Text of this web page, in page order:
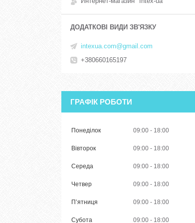
intexua.com@gmail.com
+380660165197
ГРАФІК РОБОТИ
Понеділок 09:00 18:00
Вівторок 09:00 18:00
Середа 09:00 18:00
Четвер 09:00 18:00
Пʼятниця 09:00 18:00
Субота 09:00 18:00